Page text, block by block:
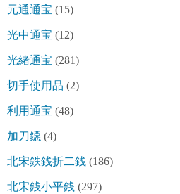
元通通宝 (15)
光中通宝 (12)
光緒通宝 (281)
切手使用品 (2)
利用通宝 (48)
加刀鐚 (4)
北宋鉄銭折二銭 (186)
北宋銭小平銭 (297)